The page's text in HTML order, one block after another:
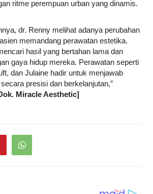
ritme perempuan urban yang dinamis.
dr. Renny melihat adanya perubahan
memandang perawatan estetika.
hasil yang bertahan lama dan
gaya hidup mereka. Perawatan seperti
dan Julaine hadir untuk menjawab
presisi dan berkelanjutan,”
Miracle Aesthetic]